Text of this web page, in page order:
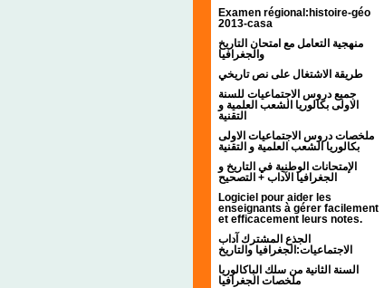
Examen régional:histoire-géo
2013-casa
منهجية التعامل مع امتحان التاريخ
والجغرافيا
طريقة الاشتغال على نص تاريخي
جميع دروس الاجتماعيات للسنة
الاولى بكالوريا الشعب العلمية و
التقنية
ملخصات دروس الاجتماعيات الاولى
بكالوريا الشعب العلمية و التقنية
الإمتحانات الوطنية في التاريخ و
الجغرافيا الآداب + التصحيح
Logiciel pour aider les
enseignants à gérer facilement
et efficacement leurs notes.
الجذع المشترك آداب
الاجتماعيات:الجغرافيا والتاريخ
السنة الثانية من سلك الباكالوريا
ملخصات الجغرافيا